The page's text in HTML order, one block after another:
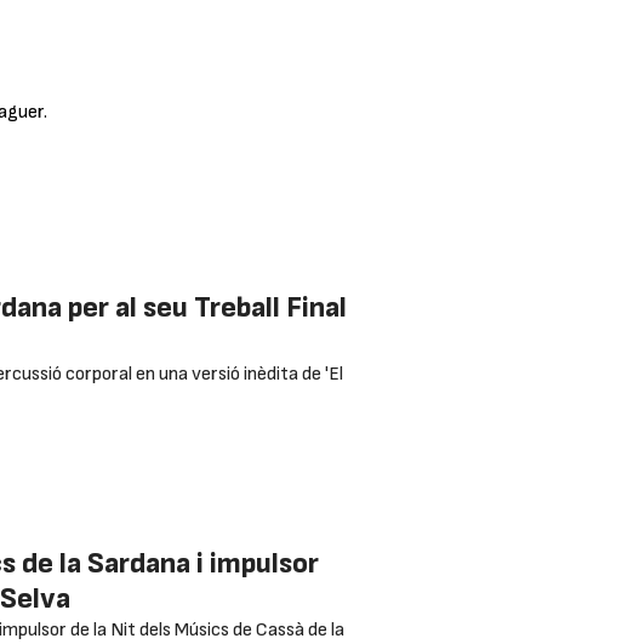
per al seu Treball Final
corporal en una versió inèdita de 'El
de la Sardana i impulsor
de la Nit dels Músics de Cassà de la